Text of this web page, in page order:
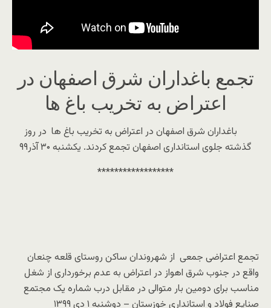
تجمع باغداران شرق اصفهان در
اعتراض به تخریب باغ ها
باغداران شرق اصفهان در اعتراض به تخریب باغ ها در روز
گذشته جلوی استانداری اصفهان تجمع کردند. یکشنبه ۳۰ آذر۹۹
******************
تجمع اعتراضی جمعی از شهروندان ساکن روستای قلعه چنعان
واقع در جنوب شرق اهواز در اعتراض به عدم برخورداری از شغل
مناسب برای دومین بار متوالی در مقابل درب شماره یک مجتمع
صنایع فولاد و استانداری خوزستان – دوشنبه ۱ دی ۱۳۹۹